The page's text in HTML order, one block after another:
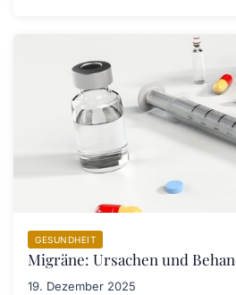
GESUNDHEIT
Migräne: Ursachen und
19. Dezember 2025